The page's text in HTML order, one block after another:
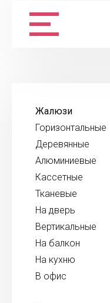
Жалюзи
Горизонтальные
Деревянные
Алюминиевые
Кассетные
Тканевые
На дверь
Вертикальные
На балкон
На кухню
В офис